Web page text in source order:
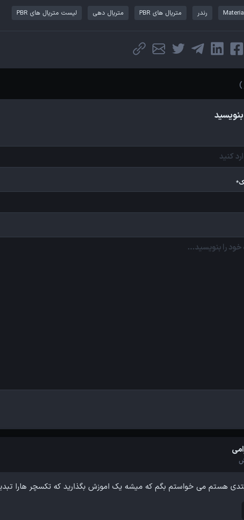
رندر متریال های PBR متریال دهی لیست متریال های PBR
هستم می خواستم بگم که میشه یک اموزش بگذارید که تکسچر هارا